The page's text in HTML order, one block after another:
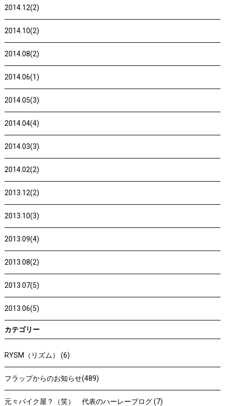
2014.12(2)
2014.10(2)
2014.08(2)
2014.06(1)
2014.05(3)
2014.04(4)
2014.03(3)
2014.02(2)
2013.12(2)
2013.10(3)
2013.09(4)
2013.08(2)
2013.07(5)
2013.06(5)
カテゴリー
RYSM（リズム） (6)
フラップからのお知らせ(489)
元々バイク屋？（笑） 代表のハーレーブログ (7)